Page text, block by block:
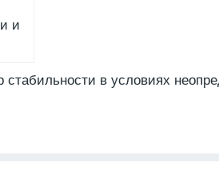
и
в условиях